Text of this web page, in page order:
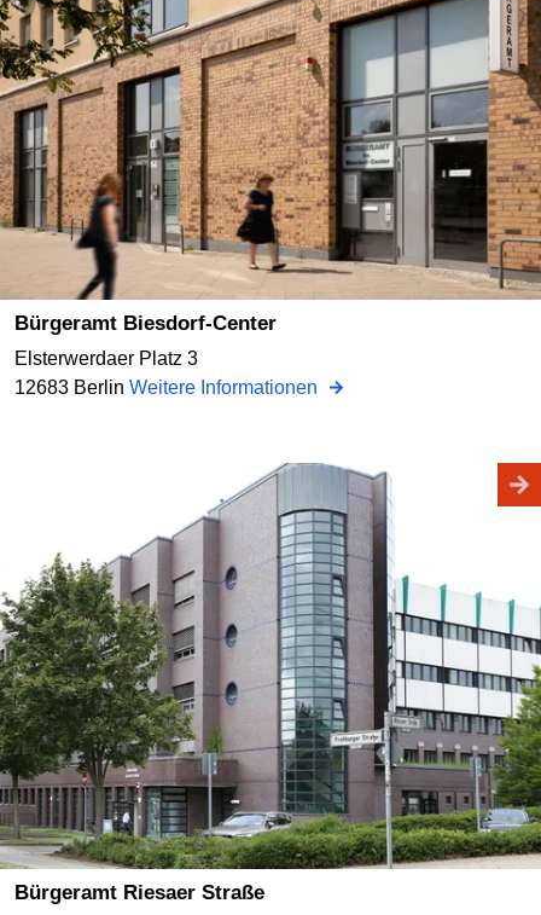
Bürgeramt Biesdorf-Center
Elsterwerdaer Platz 3
12683 Berlin Weitere Informationen
Bürgeramt Riesaer Straße